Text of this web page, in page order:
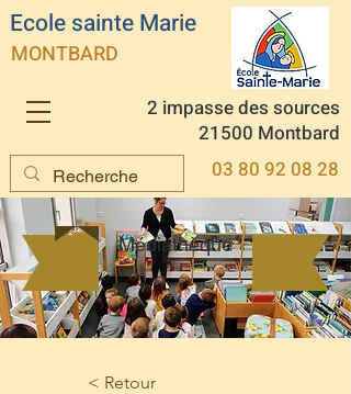
Ecole sainte Marie
MONTBARD
2 impasse des sources
21500 Montbard
03 80 92 08 28
Médiathèque
< Retour